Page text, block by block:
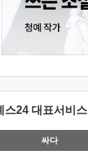
스24 대표서비스
싸다